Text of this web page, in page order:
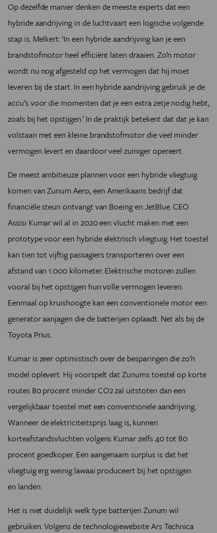
Op dezelfde manier denken de meeste experts dat een
hybride aandrijving in de luchtvaart een logische volgende
stap is. Melkert: ‘In een hybride aandrijving kan je een
brandstofmotor heel efficiënt laten draaien. Zo’n motor
wordt nu nog afgesteld op het vermogen dat hij moet
leveren bij de start. In een hybride aandrijving gebruik je de
accu’s voor die momenten dat je een extra zetje nodig hebt,
zoals bij het opstijgen.’ In de praktijk betekent dat dat je kan
volstaan met een kleine brandstofmotor die veel minder
vermogen levert en daardoor veel zuiniger opereert.
De meest ambitieuze plannen voor een hybride vliegtuig
komen van Zunum Aero, een Amerikaans bedrijf dat
financiële steun ontvangt van Boeing en JetBlue. CEO
Assisi Kumar wil al in 2020 een vlucht maken met een
prototype voor een hybride elektrisch vliegtuig. Het toestel
kan tien tot vijftig passagiers transporteren over een
afstand van 1.000 kilometer. Elektrische motoren zullen
vooral bij het opstijgen hun volle vermogen leveren.
Eenmaal op kruishoogte kan een conventionele motor een
generator aanjagen die de batterijen oplaadt. Net als bij de
Toyota Prius.
Kumar is zeer optimistisch over de besparingen die zo’n
model oplevert. Hij voorspelt dat Zunums toestel op korte
routes 80 procent minder CO2 zal uitstoten dan een
vergelijkbaar toestel met een conventionele aandrijving.
Wanneer de elektriciteitsprijs laag is, kunnen
korteafstandsvluchten volgens Kumar zelfs 40 tot 80
procent goedkoper. Een aangenaam surplus is dat het
vliegtuig erg weinig lawaai produceert bij het opstijgen
en landen.
Het is niet duidelijk welk type batterijen Zunum wil
gebruiken. Volgens de technologiewebsite Ars Technica